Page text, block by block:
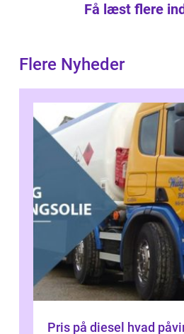
Få læst flere
Flere Nyheder
Pris på diesel hvad påvirker den, og